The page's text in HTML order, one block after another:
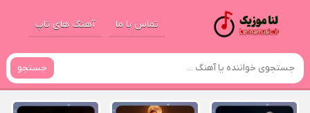
تماس با ما آهنگ های تاپ
جستجو